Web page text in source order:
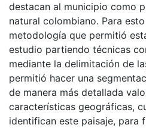
destacan al municipio como
natural colombiano. Para
metodología que permitió
estudio partiendo técnicas
mediante la delimitación de
permitió hacer una
de manera más detallada
características geográficas,
identifican este paisaje, para